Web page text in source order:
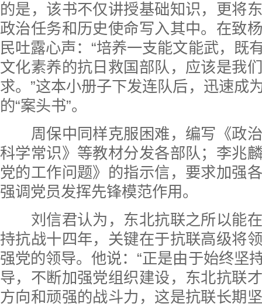
的是，该书不仅讲授基础知识，更将
政治任务和历史使命写入其中。在致
民吐露心声：“培养一支能文能武，既
文化素养的抗日救国部队，应该是我
求。”这本小册子下发连队后，迅速成
的“案头书”。
周保中同样克服困难，编写《政治
科学常识》等教材分发各部队；李兆
党的工作问题》的指示信，要求加强
强调党员发挥先锋模范作用。
刘信君认为，东北抗联之所以能在
持抗战十四年，关键在于抗联高级将
强党的领导。他说：“正是由于始终坚
导，不断加强党组织建设，东北抗联
方向和顽强的战斗力，这是抗联长期